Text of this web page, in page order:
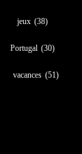
jeux (38)
Portugal (30)
vacances (51)